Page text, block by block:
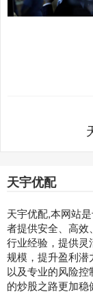
天宇优配
天宇优配,本网站
者提供安全、高效
行业经验，提供灵
规模，提升盈利
以及专业的风险
的炒股之路更加稳